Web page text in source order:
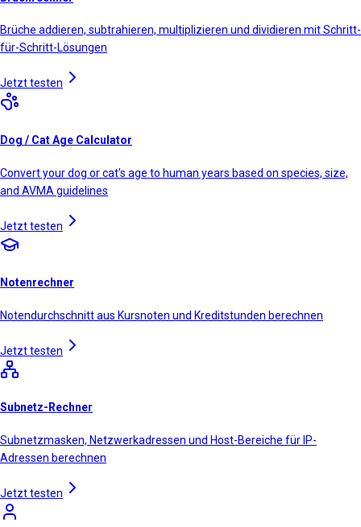
Brüche addieren, subtrahieren, multiplizieren und dividieren mit Schritt-
für-Schritt-Lösungen
Jetzt testen
Dog / Cat Age Calculator
Convert your dog or cat's age to human years based on species, size,
and AVMA guidelines
Jetzt testen
Notenrechner
Notendurchschnitt aus Kursnoten und Kreditstunden berechnen
Jetzt testen
Subnetz-Rechner
Subnetzmasken, Netzwerkadressen und Host-Bereiche für IP-
Adressen berechnen
Jetzt testen